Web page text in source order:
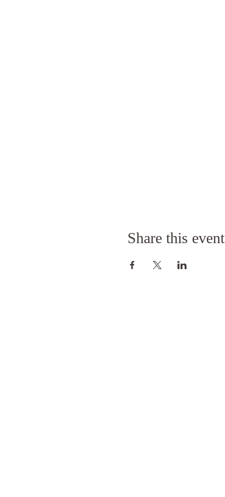
Share this event